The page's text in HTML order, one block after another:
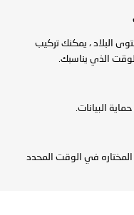
مستوى البلاد ، يمكنك تركيب
الذي يناسبك.
البيانات.
في الوقت المحدد